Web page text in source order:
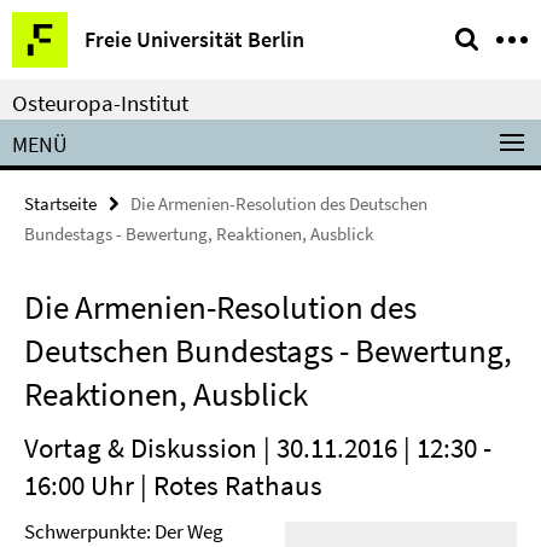
Springe
direkt
zu
Inhalt
Freie Universität Berlin
Service-
Navigation
Osteuropa-Institut
MENÜ
Startseite
Die Armenien-Resolution des Deutschen
Bundestags - Bewertung, Reaktionen, Ausblick
Die Armenien-Resolution des
Deutschen Bundestags - Bewertung,
Reaktionen, Ausblick
Vortag & Diskussion | 30.11.2016 | 12:30 -
16:00 Uhr | Rotes Rathaus
Schwerpunkte: Der Weg